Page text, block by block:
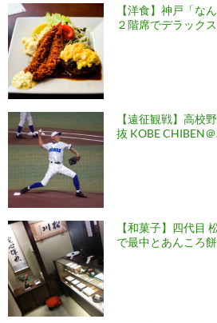
【洋食】神戸「な
２階席でデラックス
【遠征観戦】高校
抜 KOBE CHIBEN
【和菓子】四代目
で最中とあんころ